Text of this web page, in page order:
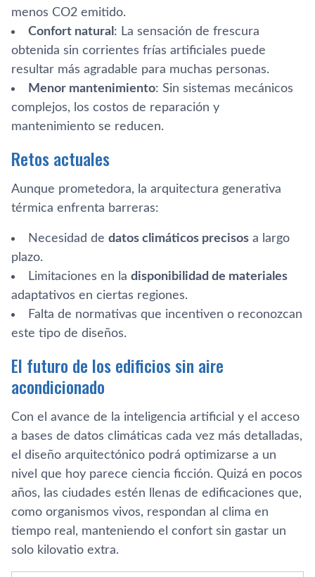
menos CO2 emitido.
Confort natural : La sensación de frescura
obtenida sin corrientes frías artificiales puede
resultar más agradable para muchas personas.
Menor mantenimiento: Sin sistemas mecánicos
complejos, los costos de reparación y
mantenimiento se reducen.
Retos actuales
Aunque prometedora, la arquitectura generativa
térmica enfrenta barreras:
Necesidad de datos climáticos precisos a largo
plazo.
Limitaciones en la disponibilidad de materiales
adaptativos en ciertas regiones.
Falta de normativas que incentiven o reconozcan
este tipo de diseños.
El futuro de los edificios sin aire
acondicionado
Con el avance de la inteligencia artificial y el acceso
a bases de datos climáticas cada vez más detalladas,
el diseño arquitectónico podrá optimizarse a un
nivel que hoy parece ciencia ficción. Quizá en pocos
años, las ciudades estén llenas de edificaciones que,
como organismos vivos, respondan al clima en
tiempo real, manteniendo el confort sin gastar un
solo kilovatio extra.